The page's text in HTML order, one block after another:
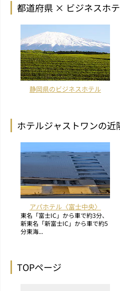
都道府県 × ビジネスホ
静岡県のビジネスホテル
ホテルジャストワンの近
アパホテル〈富士中央〉
東名「富士IC」から車で約3分、
新東名「新富士IC」から車で約5
分東海...
TOPページ